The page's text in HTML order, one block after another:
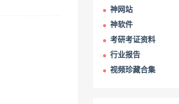
神网站
神软件
考研考证资料
行业报告
视频珍藏合集